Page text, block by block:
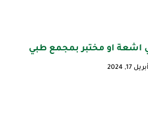
اشعة او مختبر بمجمع طبي
أبريل 17, 2024